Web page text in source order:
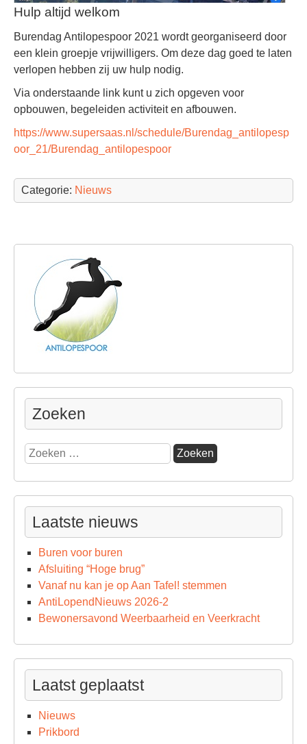
Hulp altijd welkom
Burendag Antilopespoor 2021 wordt georganiseerd door
een klein groepje vrijwilligers. Om deze dag goed te laten
verlopen hebben zij uw hulp nodig.
Via onderstaande link kunt u zich opgeven voor
opbouwen, begeleiden activiteit en afbouwen.
https://www.supersaas.nl/schedule/Burendag_antilopesp
oor_21/Burendag_antilopespoor
Categorie: Nieuws
Zoeken
Zoeken
naar:
Laatste nieuws
Buren voor buren
Afsluiting “Hoge brug”
Vanaf nu kan je op Aan Tafel! stemmen
AntiLopendNieuws 2026-2
Bewonersavond Weerbaarheid en Veerkracht
Laatst geplaatst
Nieuws
Prikbord